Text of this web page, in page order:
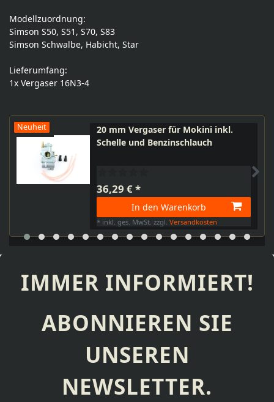
Modellzuordnung:
Simson S50, S51, S70, S83
Simson Schwalbe, Habicht, Star
Lieferumfang:
1x Vergaser 16N3-4
Neuheit
20 mm Vergaser für Mokini inkl.
Schelle und Benzinschlauch
36,29 € *
In den Warenkorb
* inkl. ges. MwSt. zzgl.Versandkosten
IMMER INFORMIERT!
ABONNIEREN SIE
UNSEREN
NEWSLETTER.